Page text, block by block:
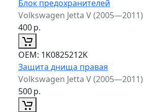
Блок предохранителей
Volkswagen Jetta V (2005—2011)
400р.
ОЕМ: 1K0825212K
Защита днища правая
Volkswagen Jetta V (2005—2011)
500р.